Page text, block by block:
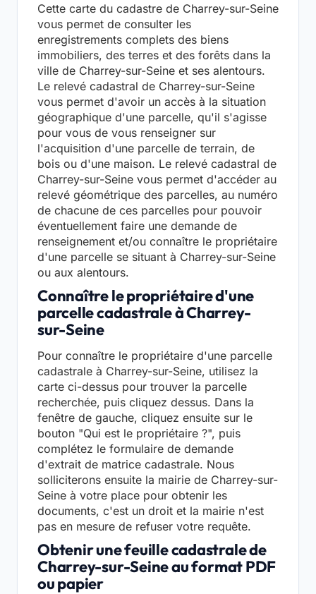
Cette carte du cadastre de Charrey-sur-Seine
vous permet de consulter les
enregistrements complets des biens
immobiliers, des terres et des forêts dans la
ville de Charrey-sur-Seine et ses alentours.
Le relevé cadastral de Charrey-sur-Seine
vous permet d'avoir un accès à la situation
géographique d'une parcelle, qu'il s'agisse
pour vous de vous renseigner sur
l'acquisition d'une parcelle de terrain, de
bois ou d'une maison. Le relevé cadastral de
Charrey-sur-Seine vous permet d'accéder au
relevé géométrique des parcelles, au numéro
de chacune de ces parcelles pour pouvoir
éventuellement faire une demande de
renseignement et/ou connaître le propriétaire
d'une parcelle se situant à Charrey-sur-Seine
ou aux alentours.
Connaître le propriétaire d'une
parcelle cadastrale à Charrey-
sur-Seine
Pour connaître le propriétaire d'une parcelle
cadastrale à Charrey-sur-Seine, utilisez la
carte ci-dessus pour trouver la parcelle
recherchée, puis cliquez dessus. Dans la
fenêtre de gauche, cliquez ensuite sur le
bouton "Qui est le propriétaire ?", puis
complétez le formulaire de demande
d'extrait de matrice cadastrale. Nous
solliciterons ensuite la mairie de Charrey-sur-
Seine à votre place pour obtenir les
documents, c'est un droit et la mairie n'est
pas en mesure de refuser votre requête.
Obtenir une feuille cadastrale de
Charrey-sur-Seine au format PDF
ou papier